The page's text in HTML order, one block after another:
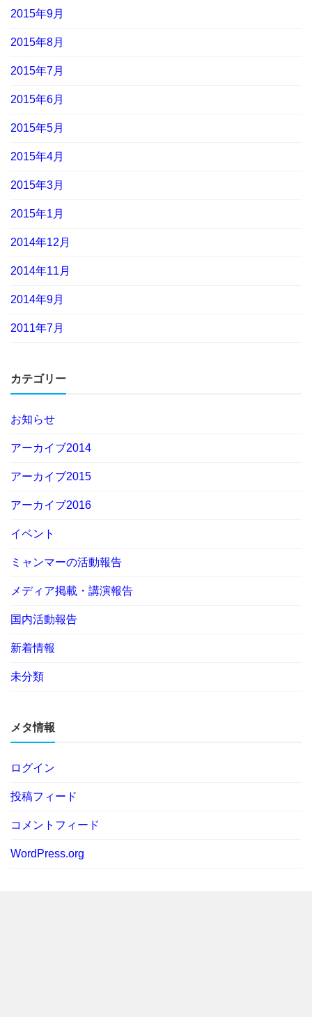
2015年9月
2015年8月
2015年7月
2015年6月
2015年5月
2015年4月
2015年3月
2015年1月
2014年12月
2014年11月
2014年9月
2011年7月
カテゴリー
お知らせ
アーカイブ2014
アーカイブ2015
アーカイブ2016
イベント
ミャンマーの活動報告
メディア掲載・講演報告
国内活動報告
新着情報
未分類
メタ情報
ログイン
投稿フィード
コメントフィード
WordPress.org